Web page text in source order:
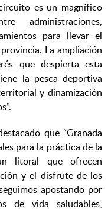
es un magnífico
administraciones,
para llevar el
La ampliación
que despierta esta
la pesca deportiva
y dinamización
que “Granada
para la práctica de la
litoral que ofrecen
y el disfrute de los
apostando por
de vida saludables,